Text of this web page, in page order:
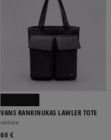
VANS RANKINUKAS LAWLER TOTE
unisex
60 €